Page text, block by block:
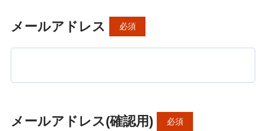
メールアドレス 必須
メールアドレス(確認用) 必須